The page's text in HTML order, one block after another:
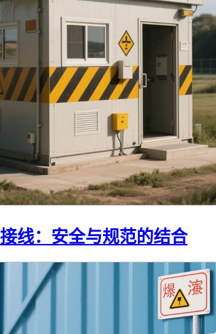
线：安全与规范的结合